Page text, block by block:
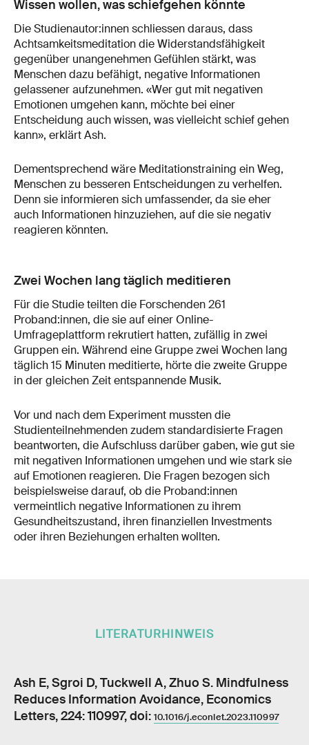
Wissen wollen, was schiefgehen könnte
Die Studienautor:innen schliessen daraus, dass
Achtsamkeitsmeditation die Widerstandsfähigkeit
gegenüber unangenehmen Gefühlen stärkt, was
Menschen dazu befähigt, negative Informationen
gelassener aufzunehmen. «Wer gut mit negativen
Emotionen umgehen kann, möchte bei einer
Entscheidung auch wissen, was vielleicht schief gehen
kann», erklärt Ash.
Dementsprechend wäre Meditationstraining ein Weg,
Menschen zu besseren Entscheidungen zu verhelfen.
Denn sie informieren sich umfassender, da sie eher
auch Informationen hinzuziehen, auf die sie negativ
reagieren könnten.
Zwei Wochen lang täglich meditieren
Für die Studie teilten die Forschenden 261
Proband:innen, die sie auf einer Online-
Umfrageplattform rekrutiert hatten, zufällig in zwei
Gruppen ein. Während eine Gruppe zwei Wochen lang
täglich 15 Minuten meditierte, hörte die zweite Gruppe
in der gleichen Zeit entspannende Musik.
Vor und nach dem Experiment mussten die
Studienteilnehmenden zudem standardisierte Fragen
beantworten, die Aufschluss darüber gaben, wie gut sie
mit negativen Informationen umgehen und wie stark sie
auf Emotionen reagieren. Die Fragen bezogen sich
beispielsweise darauf, ob die Proband:innen
vermeintlich negative Informationen zu ihrem
Gesundheitszustand, ihren finanziellen Investments
oder ihren Beziehungen erhalten wollten.
LITERATURHINWEIS
Ash E, Sgroi D, Tuckwell A, Zhuo S. Mindfulness
Reduces Information Avoidance, Economics
Letters, 224: 110997, doi: 10.1016/j.econlet.2023.110997